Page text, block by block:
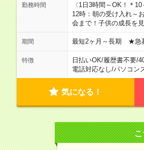
勤務時間
〈1日3時間～OK！＊
12時：朝の受け入れ～
会まで！子供の成長を
期間 最短2ヶ月～長期 ★急
特徴 日払いOK/履歴書不要/
電話対応なし/パソコン
気になる！
こ